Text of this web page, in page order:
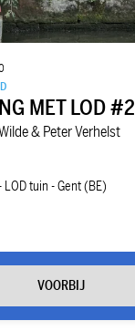
MET LOD #2
& Peter Verhelst
tuin - Gent (BE)
VOORBIJ